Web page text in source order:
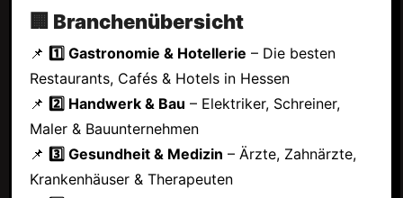
🏢 Branchenübersicht
📌 1️⃣ Gastronomie & Hotellerie – Die besten
Restaurants, Cafés & Hotels in Hessen
📌 2️⃣ Handwerk & Bau – Elektriker, Schreiner,
Maler & Bauunternehmen
📌 3️⃣ Gesundheit & Medizin – Ärzte, Zahnärzte,
Krankenhäuser & Therapeuten